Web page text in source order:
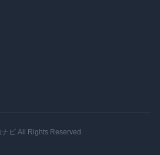
ビ All Rights Reserved.